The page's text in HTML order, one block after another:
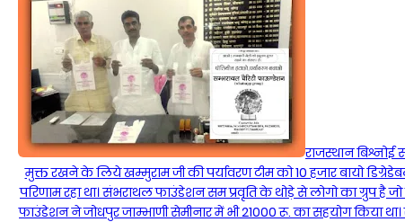
राजस्थान
मुक्त रखने के लिये खम्मुराम जी की पर्यावरण टीम को 10 हजार बायो
परिणाम रहा था। संभराथल फाउंडेशन सम प्रवृति के थोड़े से लोगो का ग्रुप है
फाउंडेशन ने जोधपुर जाम्भाणी सेमीनार में भी 21000 रू. का सहयोग किया था।